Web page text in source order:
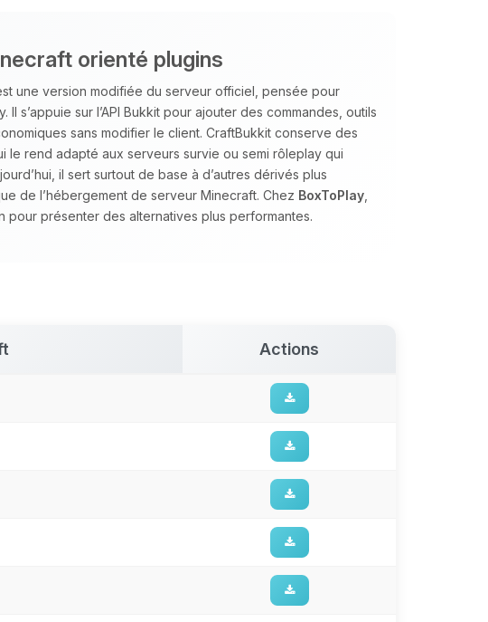
orienté plugins
une version modifiée du serveur officiel, pensée pour
s’appuie sur l’API Bukkit pour ajouter des commandes, outils
sans modifier le client. CraftBukkit conserve des
le rend adapté aux serveurs survie ou semi rôleplay qui
il sert surtout de base à d’autres dérivés plus
de l’hébergement de serveur Minecraft. Chez BoxToPlay
pour présenter des alternatives plus performantes.
Actions